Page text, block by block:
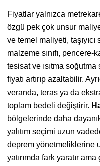
Fiyatlar yalnızca
özgü pek çok unsur
ve temel maliyeti, taşıyıcı
malzeme sınıfı, pencere-
tesisat ve ısıtma
fiyatı artırıp azaltabilir.
veranda, teras ya da
toplam bedeli değiştirir.
bölgelerinde daha
yalıtım seçimi uzun
deprem yönetmeliklerine
yatırımda fark yaratır